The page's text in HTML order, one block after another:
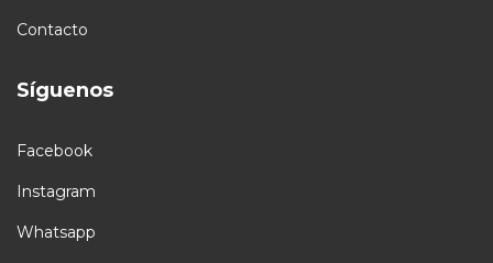
Contacto
Síguenos
Facebook
Instagram
Whatsapp